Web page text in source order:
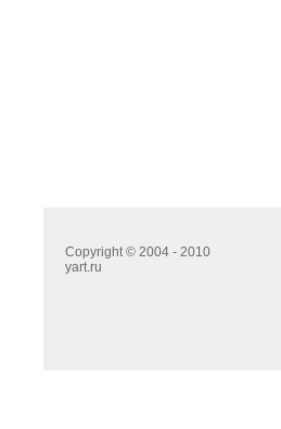
Copyright © 2004 - 2010
yart.ru